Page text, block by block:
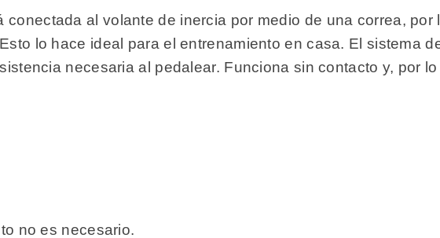
al volante de inercia por medio de una correa, por
lo hace ideal para el entrenamiento en casa. El sistema
necesaria al pedalear. Funciona sin contacto y, por
no es necesario.